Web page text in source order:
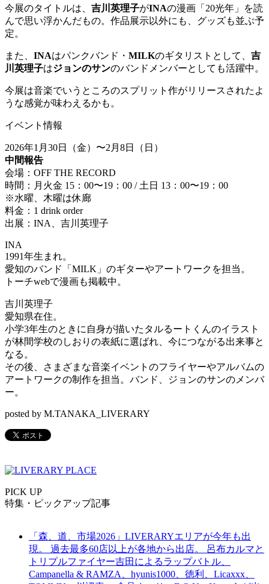
今展のタイトルは、 吉川英理子がINAの漫画「20光年」を読
んで思い浮かんだもの。作品展示以外にも、グッズも並ぶ予
定。
また、 INAはパンクバンド・ MILKのギタリストとして、 吉
川英理子はジョンのサンのバンドメンバーとしても活躍中。
今展は音楽でいうところのスプリット作がリリースされたよ
うな感覚が味わえるかも。
イベント情報
2026年1月30日（金）〜2月8日（日）
中間報告
会場：OFF THE RECORD
時間：月火金 15：00〜19：00 / 土日 13：00〜19：00
※水曜、木曜は休廊
料金：1 drink order
出展：INA、吉川英理子
INA
1991年生まれ。
愛知のバンド「MILK」のギターやアートワークを担当。
トーチwebで漫画も掲載中。
吉川英理子
愛知県在住。
小学3年生のときに自身が描いたタルるートくんのイラスト
が林間学校のしおりの表紙に選ばれ、今につながる出来事と
なる。
その後、さまざまな音楽イベントのフライヤーやアルバムの
アートワークの制作を担当。バンド、ジョンのサンのメンバ
ー。
posted by M.TANAKA_LIVERARY
PICK UP
特集・ピックアップ記事
「森、道、市場2026」LIVERARYエリアが今年も出
現。 過去最多60店以上が各地から出店。 呂布カルマと
トリプルファイヤー吉田によるラップバトル、
Campanella & RAMZA、hyunis1000、徳利、Licaxxx、